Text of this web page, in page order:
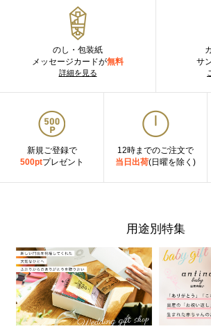
のし・包装紙
メッセージカードが無料
詳細を見る
サ
新規ご登録で
500ptプレゼント
12時までのご注文で
当日出荷(日曜を除く)
用途別特集